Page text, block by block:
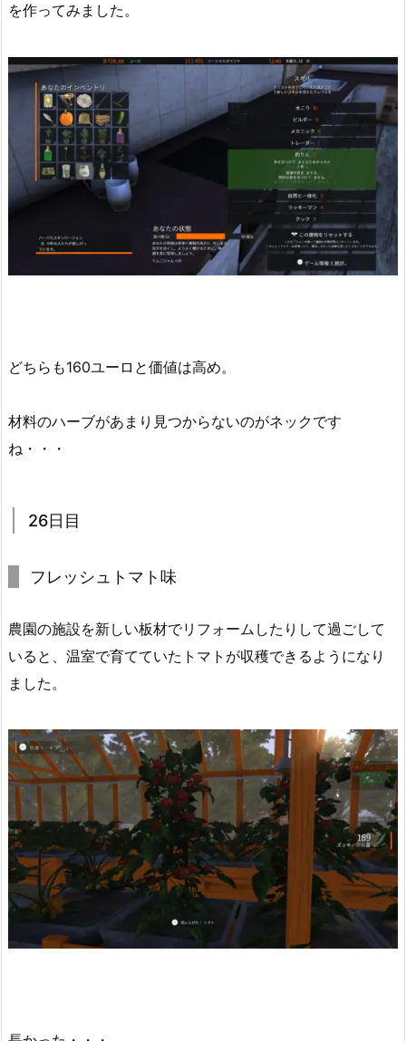
を作ってみました。
どちらも160ユーロと価値は高め。
材料のハーブがあまり見つからないのがネックです
ね・・・
26日目
フレッシュトマト味
農園の施設を新しい板材でリフォームしたりして過ごして
いると、温室で育てていたトマトが収穫できるようになり
ました。